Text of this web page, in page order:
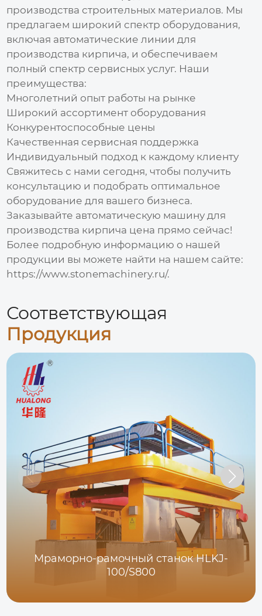
производства строительных материалов. Мы
предлагаем широкий спектр оборудования,
включая автоматические линии для
производства кирпича, и обеспечиваем
полный спектр сервисных услуг. Наши
преимущества:
Многолетний опыт работы на рынке
Широкий ассортимент оборудования
Конкурентоспособные цены
Качественная сервисная поддержка
Индивидуальный подход к каждому клиенту
Свяжитесь с нами сегодня, чтобы получить
консультацию и подобрать оптимальное
оборудование для вашего бизнеса.
Заказывайте автоматическую машину для
производства кирпича цена прямо сейчас!
Более подробную информацию о нашей
продукции вы можете найти на нашем сайте:
https://www.stonemachinery.ru/.
Соответствующая
Продукция
Мраморно-рамочный станок HLKJ-
100/S800